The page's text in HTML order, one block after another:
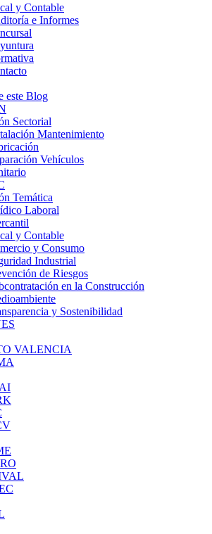
y Contable
e Informes
este Blog
Sectorial
Mantenimiento
Vehículos
Temática
Laboral
y Contable
y Consumo
Industrial
de Riesgos
en la Construcción
y Sostenibilidad
VALENCIA